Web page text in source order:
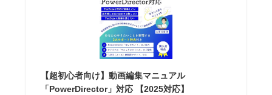
【超初心者向け】動画編集マニュアル
「PowerDirector」対応 【2025対応】